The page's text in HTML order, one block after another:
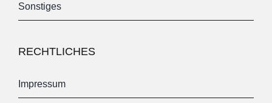
Sonstiges
RECHTLICHES
Impressum